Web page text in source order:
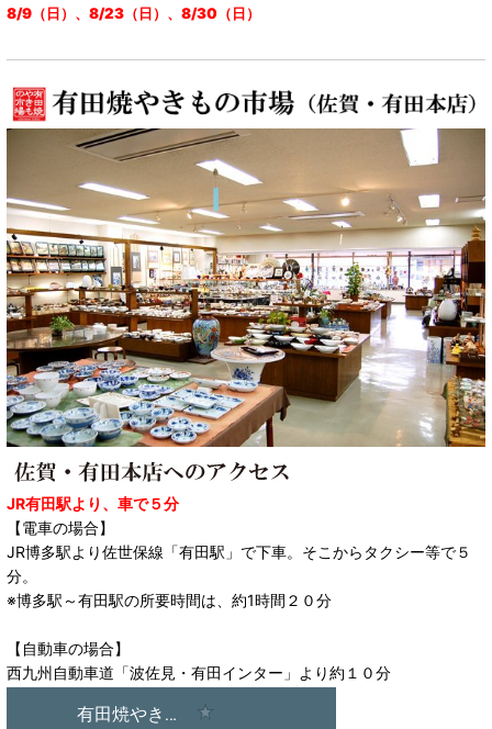
8/9（日）、8/23（日）、8/30（日）
JR有田駅より、車で５分
【電車の場合】
JR博多駅より佐世保線「有田駅」で下車。そこからタクシー等で５
分。
※博多駅～有田駅の所要時間は、約1時間２０分
【自動車の場合】
西九州自動車道「波佐見・有田インター」より約１０分